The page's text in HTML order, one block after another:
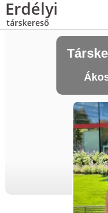
Erdélyi
társkereső